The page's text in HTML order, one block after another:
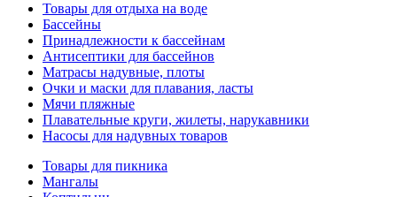
Товары для отдыха на воде
Бассейны
Принадлежности к бассейнам
Антисептики для бассейнов
Матраcы надувные, плоты
Очки и маски для плавания, ласты
Мячи пляжные
Плавательные круги, жилеты, нарукавники
Насосы для надувных товаров
Товары для пикника
Мангалы